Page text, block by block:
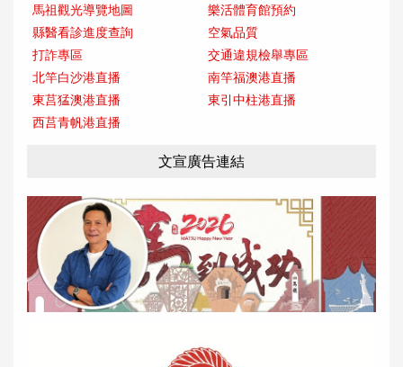
馬祖觀光導覽地圖
樂活體育館預約
縣醫看診進度查詢
空氣品質
打詐專區
交通違規檢舉專區
北竿白沙港直播
南竿福澳港直播
東莒猛澳港直播
東引中柱港直播
西莒青帆港直播
文宣廣告連結